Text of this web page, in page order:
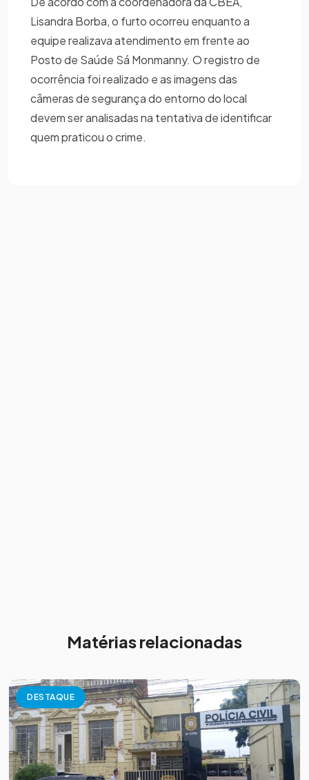
Lisandra Borba, o furto ocorreu enquanto a
equipe realizava atendimento em frente ao
Posto de Saúde Sá Monmanny. O registro de
ocorrência foi realizado e as imagens das
câmeras de segurança do entorno do local
devem ser analisadas na tentativa de identificar
quem praticou o crime.
Matérias relacionadas
DESTAQUE